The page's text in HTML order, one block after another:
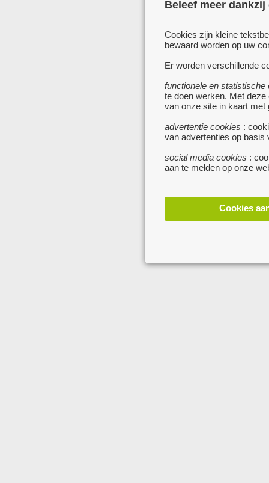
Beleef meer
Cookies zijn kleine
bewaard worden op uw
Er worden verschillende
functionele en statistische
te doen werken. Met
van onze site in kaart met
advertentie cookies :
van advertenties op basis
social media cookies :
aan te melden op onze
Cookies